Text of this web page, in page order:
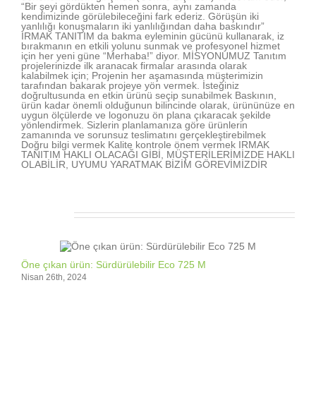
“Bir şeyi gördükten hemen sonra, aynı zamanda
kendimizinde görülebileceğini fark ederiz. Görüşün iki
yanlılığı konuşmaların iki yanlılığından daha baskındır”
IRMAK TANITIM da bakma eyleminin gücünü kullanarak, iz
bırakmanın en etkili yolunu sunmak ve profesyonel hizmet
için her yeni güne “Merhaba!” diyor. MİSYONUMUZ Tanıtım
projelerinizde ilk aranacak firmalar arasında olarak
kalabilmek için; Projenin her aşamasında müşterimizin
tarafından bakarak projeye yön vermek. İsteğiniz
doğrultusunda en etkin ürünü seçip sunabilmek Baskının,
ürün kadar önemli olduğunun bilincinde olarak, ürününüze en
uygun ölçülerde ve logonuzu ön plana çıkaracak şekilde
yönlendirmek. Sizlerin planlamanıza göre ürünlerin
zamanında ve sorunsuz teslimatını gerçekleştirebilmek
Doğru bilgi vermek Kalite kontrole önem vermek IRMAK
TANITIM HAKLI OLACAĞI GİBİ, MÜŞTERİLERİMİZDE HAKLI
OLABİLİR, UYUMU YARATMAK BİZİM GÖREVİMİZDİR
Öne çıkan ürün: Sürdürülebilir Eco 725 M
Nisan 26th, 2024